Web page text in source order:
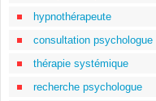
hypnothérapeute
consultation psychologue
thérapie systémique
recherche psychologue